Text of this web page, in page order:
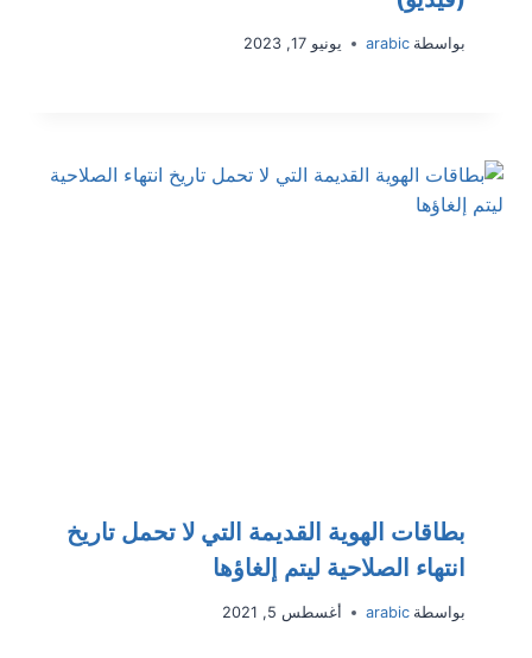
بواسطة arabic يونيو 17, 2023
بطاقات الهوية القديمة التي لا تحمل تاريخ
انتهاء الصلاحية ليتم إلغاؤها
بواسطة arabic أغسطس 5, 2021